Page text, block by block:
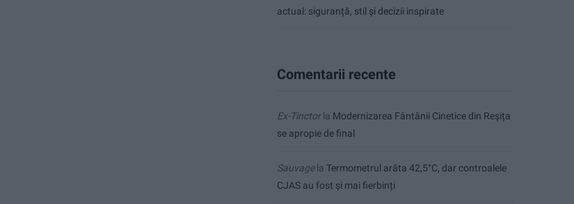
actual: siguranță, stil și decizii inspirate
Comentarii recente
Ex-Tinctorla Modernizarea Fântânii Cinetice din Reșița
se apropie de final
Sauvagela Termometrul arăta 42,5°C, dar controalele
CJAS au fost și mai fierbinți